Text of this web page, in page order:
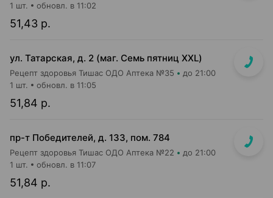
51,43 р.
1 шт. обновл. в 11:02
ул. Татарская, д. 2 (маг. Семь пятниц XXL)
Рецепт здоровья Тишас ОДО Аптека №35 до 21:00
51,84 р.
1 шт. обновл. в 11:05
пр-т Победителей, д. 133, пом. 784
Рецепт здоровья Тишас ОДО Аптека №22 до 21:00
51,84 р.
1 шт. обновл. в 11:07